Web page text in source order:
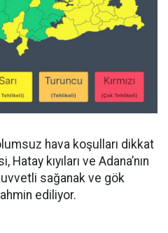
hava koşulları dikkat
kıyıları ve Adana’nın
sağanak ve gök
ediliyor.